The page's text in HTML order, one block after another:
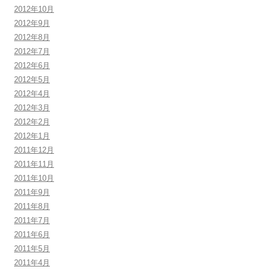
2012年10月
2012年9月
2012年8月
2012年7月
2012年6月
2012年5月
2012年4月
2012年3月
2012年2月
2012年1月
2011年12月
2011年11月
2011年10月
2011年9月
2011年8月
2011年7月
2011年6月
2011年5月
2011年4月